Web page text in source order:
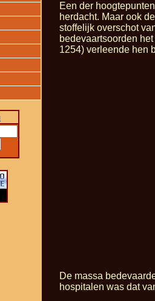
Een der
herdacht. Maar ook
stoffelijk overschot
bedevaartsoorden
1254) verleende hen
De massa
hospitalen was dat